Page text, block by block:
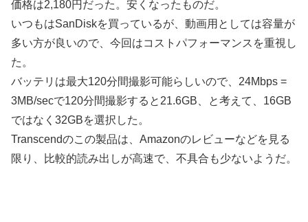
価格は2,180円だった。安くなったものだ。
いつもはSanDiskを買っているが、動画用としては容量が
多い方が良いので、今回はコストパフォーマンスを重視し
た。
バッテリは最大120分間撮影可能らしいので、24Mbps =
3MB/secで120分間撮影すると21.6GB、と考えて、16GB
ではなく32GBを選択した。
Transcendのこの製品は、Amazonのレビューなどを見る
限り、比較的読み出しが高速で、不具合も少ないようだ。